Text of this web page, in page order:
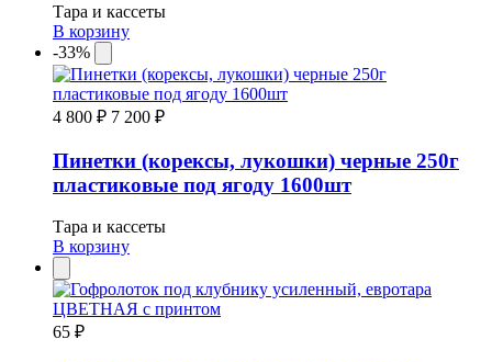
Тара и кассеты
В корзину
-33%
4 800 ₽ 7 200 ₽
Пинетки (корексы, лукошки) черные 250г
пластиковые под ягоду 1600шт
Тара и кассеты
В корзину
65 ₽